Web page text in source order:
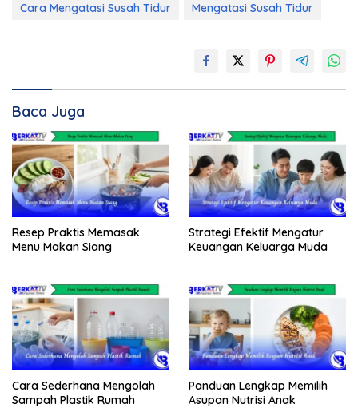
Cara Mengatasi Susah Tidur
Mengatasi Susah Tidur
Baca Juga
Resep Praktis Memasak
Menu Makan Siang
Strategi Efektif Mengatur
Keuangan Keluarga Muda
Cara Sederhana Mengolah
Sampah Plastik Rumah
Panduan Lengkap Memilih
Asupan Nutrisi Anak